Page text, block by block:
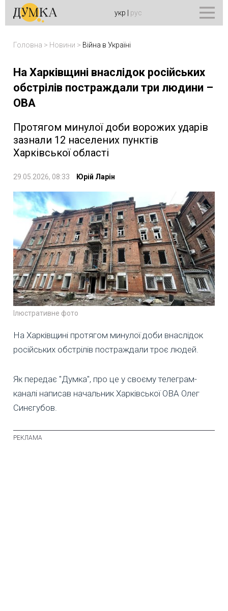
укр рус
Головна > Новини > Війна в Україні
На Харківщині внаслідок російських
обстрілів постраждали три людини –
ОВА
Протягом минулої доби ворожих ударів
зазнали 12 населених пунктів
Харківської області
29.05.2026, 08:33 Юрій Ларін
Ілюстративне фото
На Харківщині протягом минулої доби внаслідок
російських обстрілів постраждали троє людей.
Як передає "Думка", про це у своєму телеграм-
каналі написав начальник Харківської ОВА Олег
Синєгубов.